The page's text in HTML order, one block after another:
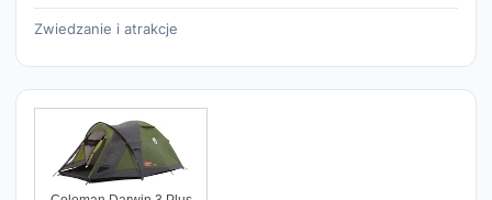
Zwiedzanie i atrakcje